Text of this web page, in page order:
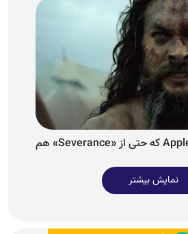
چهار سریال Apple TV که حتی از «Severance» هم
نمایش بیشتر